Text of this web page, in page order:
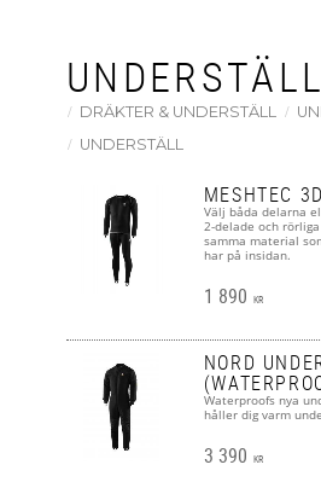
UNDERSTÄLL
DRÄKTER & UNDERSTÄLL
UNDERSTÄLL
MESHTEC 3D
Välj båda delarna
2-delade och
samma material
har på insidan.
1 890 KR
NORD
Waterproofs nya
håller dig varm
3 390 KR